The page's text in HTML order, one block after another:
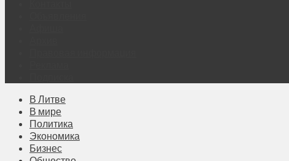
В Литве
В мире
Политика
Экономика
Бизнес